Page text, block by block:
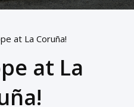
at La Coruña!
at La